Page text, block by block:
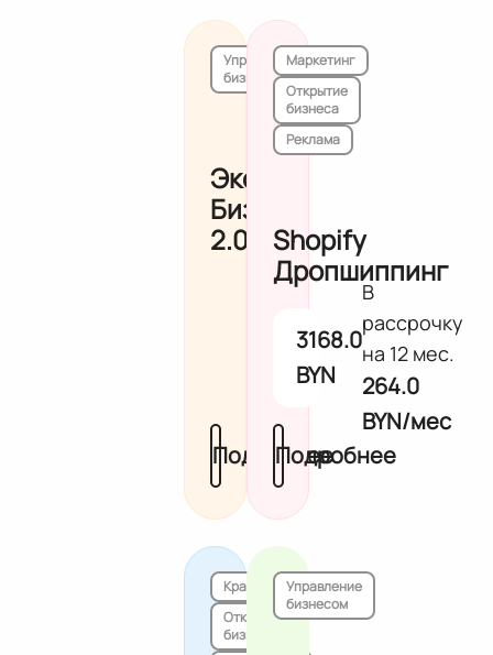
Управление
бизнесом
Эко-
Бизнес
2.0
Подробнее
Маркетинг
Открытие
бизнеса
Реклама
Shopify
Дропшиппинг
3168.0
BYN
В
рассрочку
на 12 мес.
264.0
BYN/мес
Подробнее
Красота
Открытие
бизнеса
Управление
бизнесом